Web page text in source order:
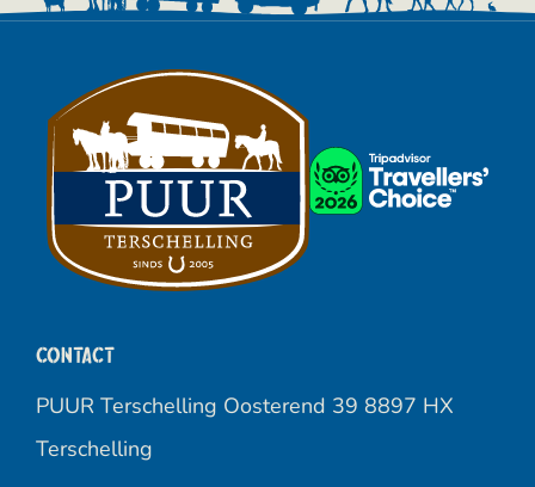
Contact
PUUR Terschelling Oosterend 39 8897 HX
Terschelling